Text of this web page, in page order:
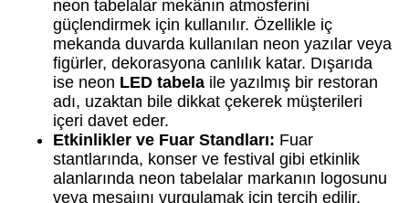
neon tabelalar mekânın atmosferini
güçlendirmek için kullanılır. Özellikle iç
mekanda duvarda kullanılan neon yazılar veya
figürler, dekorasyona canlılık katar. Dışarıda
ise neon LED tabela ile yazılmış bir restoran
adı, uzaktan bile dikkat çekerek müşterileri
içeri davet eder.
Etkinlikler ve Fuar Standları: Fuar
stantlarında, konser ve festival gibi etkinlik
alanlarında neon tabelalar markanın logosunu
veya mesajını vurgulamak için tercih edilir.